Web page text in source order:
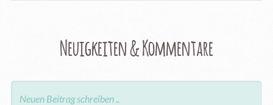
Neuigkeiten & Kommentare